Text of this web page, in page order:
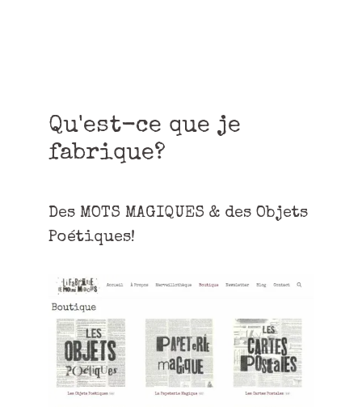
Qu'est-ce que je
fabrique?
Des MOTS MAGIQUES & des Objets
Poétiques!